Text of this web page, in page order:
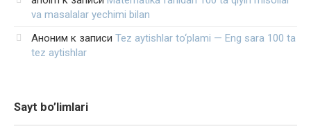
va masalalar yechimi bilan
Аноним к записи Tez aytishlar to‘plami — Eng sara 100 ta
tez aytishlar
Sayt bo’limlari